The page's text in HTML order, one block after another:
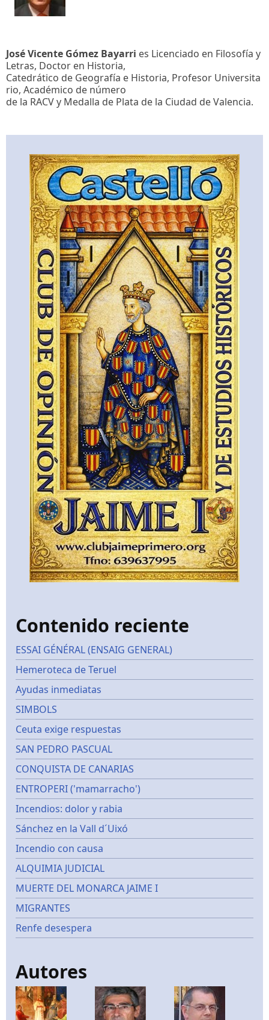
José Vicente Gómez Bayarri es Licenciado en Filosofía y
Letras, Doctor en Historia,
Catedrático de Geografía e Historia, Profesor Universita
rio, Académico de número
de la RACV y Medalla de Plata de la Ciudad de Valencia.
Contenido reciente
ESSAI GÉNÉRAL (ENSAIG GENERAL)
Hemeroteca de Teruel
Ayudas inmediatas
SIMBOLS
Ceuta exige respuestas
SAN PEDRO PASCUAL
CONQUISTA DE CANARIAS
ENTROPERI ('mamarracho')
Incendios: dolor y rabia
Sánchez en la Vall d´Uixó
Incendio con causa
ALQUIMIA JUDICIAL
MUERTE DEL MONARCA JAIME I
MIGRANTES
Renfe desespera
Autores